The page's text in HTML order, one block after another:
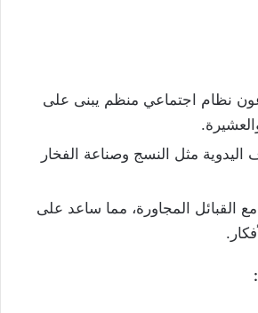
نظام اجتماعي منظم يبنى على
مثل النسج وصناعة الفخار
القبائل المجاورة، مما ساعد على
: